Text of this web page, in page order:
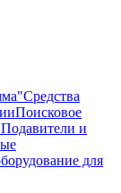
Средства
Поисковое
Подавители и
для